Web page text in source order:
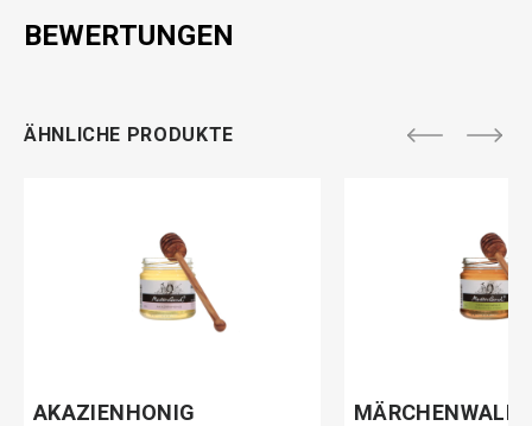
BEWERTUNGEN
ÄHNLICHE PRODUKTE
AKAZIENHONIG MÄRCHENWALD